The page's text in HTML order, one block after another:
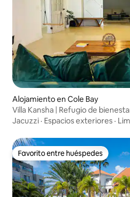
Alojamiento en Cole Bay
Villa Kansha | Refugio de
jacuzzi
Jacuzzi · Espacios exteriores ·
Favorito entre huéspedes
Favorito entre huéspedes